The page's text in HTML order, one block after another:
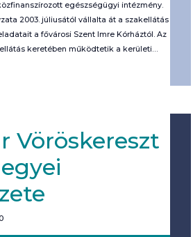
egészségügyi intézmény.
2003. júliusától vállalta át a szakellátás
a fővárosi Szent Imre Kórháztól. Az
keretében működtetik a kerületi…
Vöröskereszt